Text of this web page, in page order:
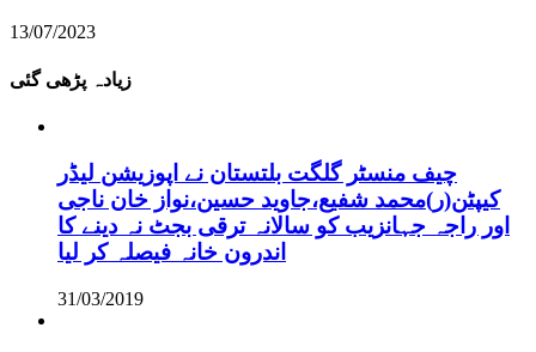
13/07/2023
زیادہ پڑھی گئی
چیف منسٹر گلگت بلتستان نے اپوزیشن لیڈر
کیپٹن(ر)محمد شفیع،جاوید حسین،نواز خان ناجی
اور راجہ جہانزیب کو سالانہ ترقی بجٹ نہ دینے کا
اندرون خانہ فیصلہ کر لیا
31/03/2019